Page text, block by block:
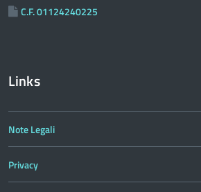
C.F. 01124240225
Links
Note Legali
Privacy